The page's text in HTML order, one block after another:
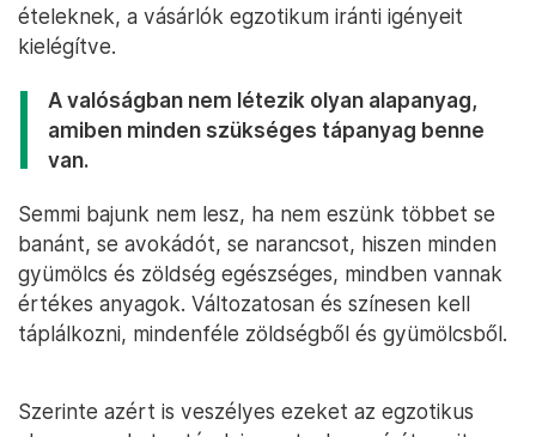
ételeknek, a vásárlók egzotikum iránti igényeit
kielégítve.
A valóságban nem létezik olyan alapanyag,
amiben minden szükséges tápanyag benne
van.
Semmi bajunk nem lesz, ha nem eszünk többet se
banánt, se avokádót, se narancsot, hiszen minden
gyümölcs és zöldség egészséges, mindben vannak
értékes anyagok. Változatosan és színesen kell
táplálkozni, mindenféle zöldségből és gyümölcsből.
Szerinte azért is veszélyes ezeket az egzotikus